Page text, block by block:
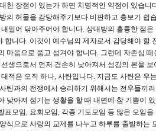
한 장점이 있는가 하면 치명적인 약점이 있습니
의 허물을 감당해주기보다 비판하고 흉보기 쉽
밀어 닦아주어야 합니다. 상대방의 훌륭한 점은
니다. 이것이 예수님의 제자로서 감당해야 할
마음으로 품고 섬겨야 합니다. 그런데 자존심
생으로서 먼저 겸손히 낮아져서 섬김의 본을
적은 오직 하나, 사탄입니다. 지금도 사탄은 우
탄과의 전쟁에서 승리하기 위해서는 전우들끼
낮아져 섬기는 생활을 할 때 내면에 참 기쁨이
모임, 요회모임, 각종 기도모임 등 많은 모임
식으로 사랑의 교제를 나누고 하루를 출발하는